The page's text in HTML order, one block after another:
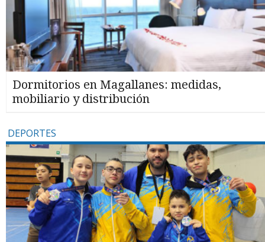
Dormitorios en Magallanes: medidas,
mobiliario y distribución
DEPORTES